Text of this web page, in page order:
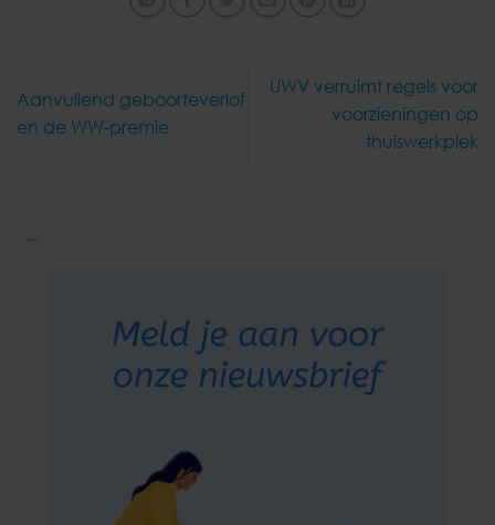
Aanvullend geboorteverlof
en de WW-premie
UWV verruimt regels voor
voorzieningen op
thuiswerkplek